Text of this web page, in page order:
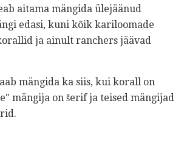
aitama mängida ülejäänud
edasi, kuni kõik kariloomade
ja ainult ranchers jäävad
mängida ka siis, kui korall on
mängija on šerif ja teised mängijad